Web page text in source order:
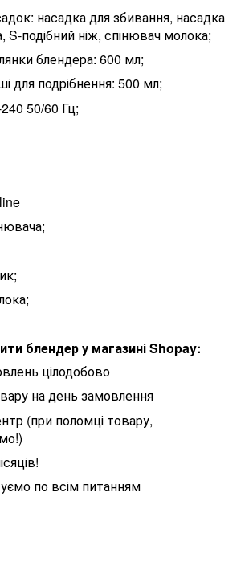
насадка для збивання, насадка
S-подібний ніж, спінювач молока;
блендера: 600 мл;
для подрібнення: 500 мл;
50/60 Гц;
блендер у магазині Shopay:
цілодобово
на день замовлення
(при поломці товару,
по всім питанням